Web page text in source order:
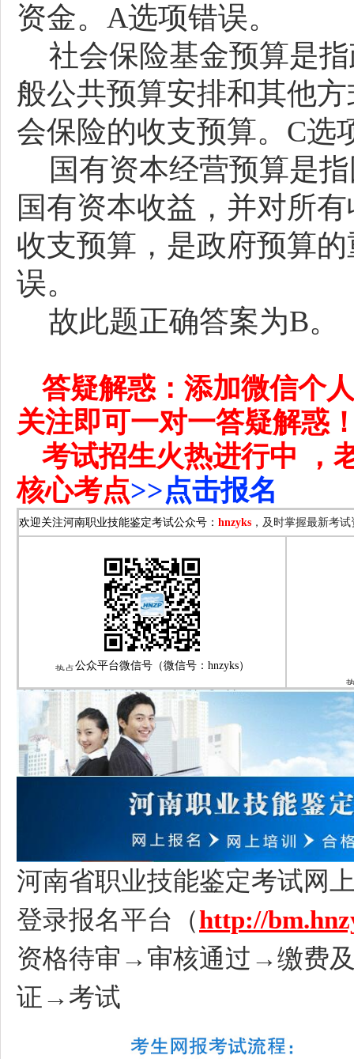
资金。 A选项错误。
社会保险基金预算是
般公共预算安排和其他
会保险的收支预算。 C选
国有资本经营预算是
国有资本收益，并对所
收支预算，是政府预算
误。
故此题正确答案为B。
答疑解惑：添加微信个
关注即可一对一答疑解惑
考试招生火热进行中
，
核心考点>>点击报名
欢迎关注河南职业技能鉴定考试公众号： hnzyks ，及时掌握最新考
公众平台微信号（微信号： hnzyks）
河南省职业技能鉴定考试网
登录报名平台（http://
资格待审→审核通过→缴费
证→考试